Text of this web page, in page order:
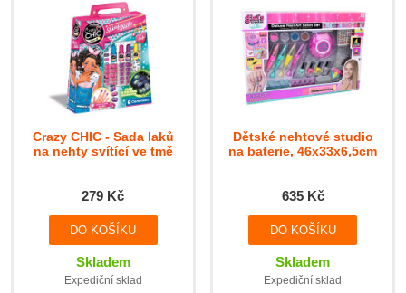
Crazy CHIC - Sada laků
na nehty svítící ve tmě
279 Kč
Skladem
Expediční sklad
Dětské nehtové studio
na baterie, 46x33x6,5cm
635 Kč
Skladem
Expediční sklad